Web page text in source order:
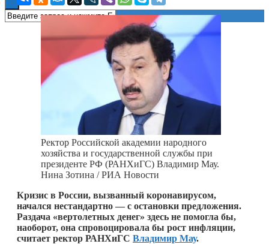
Ректор Российской академии народного
хозяйства и государственной службы при
президенте РФ (РАНХиГС) Владимир Мау.
Нина Зотина / РИА Новости
Кризис в России, вызванный коронавирусом,
начался нестандартно — с остановки предложения.
Раздача «вертолетных денег» здесь не помогла бы,
наоборот, она спровоцировала бы рост инфляции,
считает ректор РАНХиГС Владимир Мау.